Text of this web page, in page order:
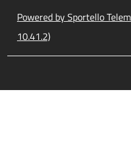
Powered by Sportello
10.41.2)